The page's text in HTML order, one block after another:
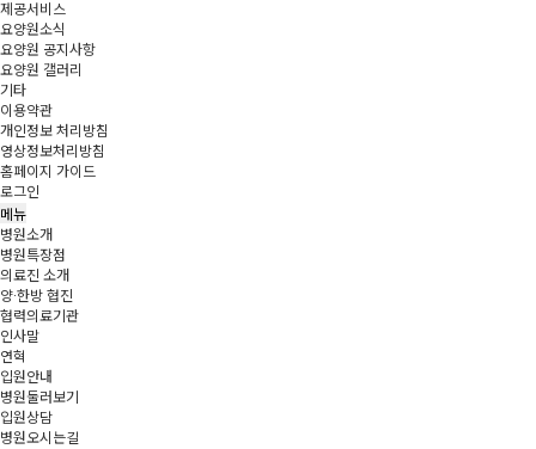
제공서비스
요양원소식
요양원 공지사항
요양원 갤러리
기타
이용약관
개인정보 처리방침
영상정보처리방침
홈페이지 가이드
로그인
메뉴
병원소개
병원특장점
의료진 소개
양·한방 협진
협력의료기관
인사말
연혁
입원안내
병원둘러보기
입원상담
병원오시는길